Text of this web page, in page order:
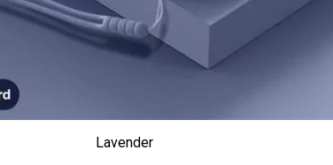
Lavender